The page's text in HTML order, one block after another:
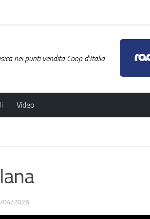
nei punti vendita Coop d'Italia
Video
04/2026